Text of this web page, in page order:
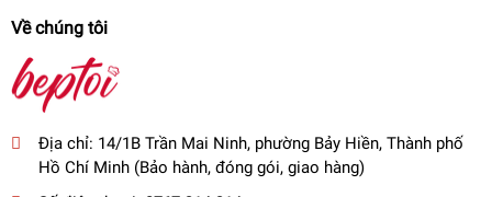
Về chúng tôi
Địa chỉ: 14/1B Trần Mai Ninh, phường Bảy Hiền, Thành phố
Hồ Chí Minh (Bảo hành, đóng gói, giao hàng)